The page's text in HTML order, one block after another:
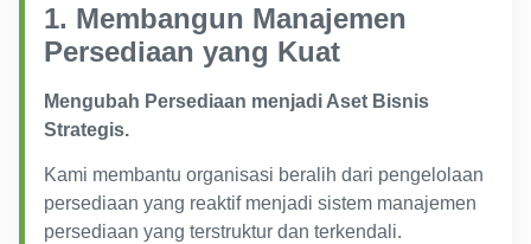
1. Membangun Manajemen
Persediaan yang Kuat
Mengubah Persediaan menjadi Aset Bisnis
Strategis.
Kami membantu organisasi beralih dari pengelolaan
persediaan yang reaktif menjadi sistem manajemen
persediaan yang terstruktur dan terkendali.